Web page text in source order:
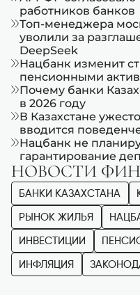
работников банков
Топ-менеджера
уволили за
DeepSeek
Нацбанк изменит
пенсионными
Почему банки
в 2026 году
В Казахстане
вводится
Нацбанк не
гарантирование
НОВОСТИ
БАНКИ КАЗАХСТАНА
РЫНОК ЖИЛЬЯ
ИНВЕСТИЦИИ
ИНФЛЯЦИЯ